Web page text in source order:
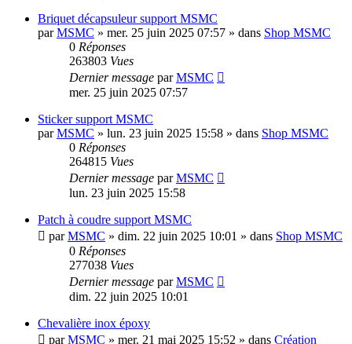
Briquet décapsuleur support MSMC
parMSMC » mer. 25 juin 2025 07:57 » dans Shop MSMC
0 Réponses
263803 Vues
Dernier message parMSMC
mer. 25 juin 2025 07:57
Sticker support MSMC
parMSMC » lun. 23 juin 2025 15:58 » dans Shop MSMC
0 Réponses
264815 Vues
Dernier message parMSMC
lun. 23 juin 2025 15:58
Patch à coudre support MSMC
parMSMC » dim. 22 juin 2025 10:01 » dans Shop MSMC
0 Réponses
277038 Vues
Dernier message parMSMC
dim. 22 juin 2025 10:01
Chevalière inox époxy
parMSMC » mer. 21 mai 2025 15:52 » dans Création